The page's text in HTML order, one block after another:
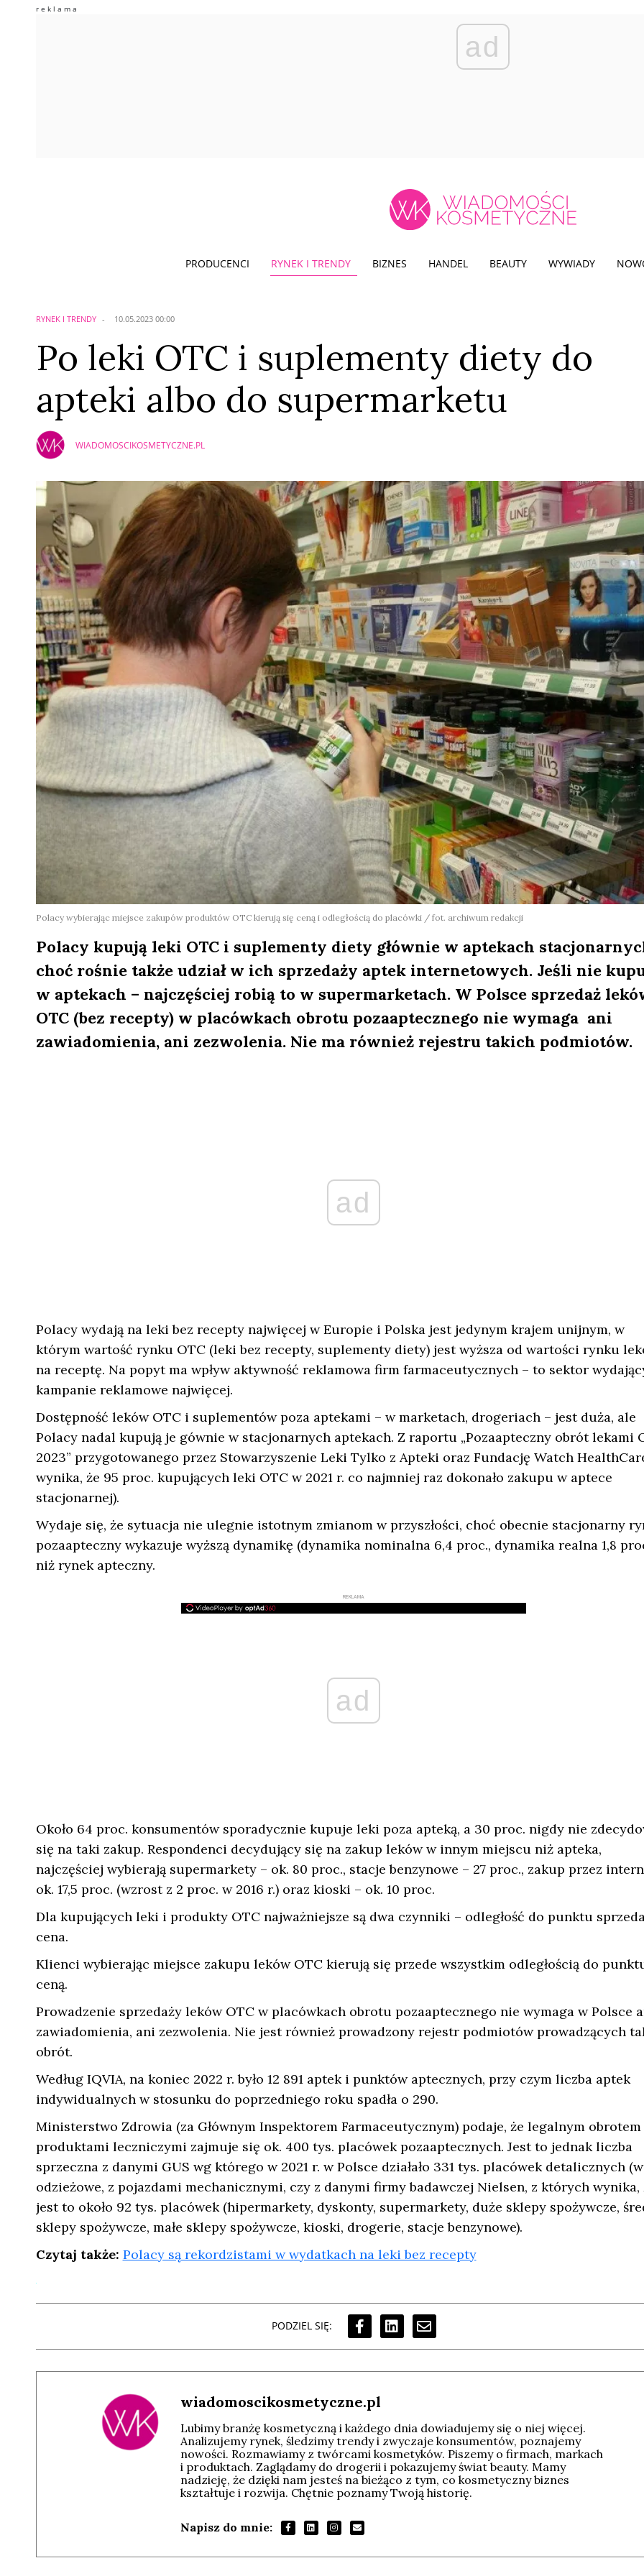
ad
PRODUCENCI RYNEK I TRENDY BIZNES HANDEL BEAUTY WYWIADY
RYNEK I TRENDY 10.05.2023 00:00
Po leki OTC i suplementy diety do
apteki albo do supermarketu
WIADOMOSCIKOSMETYCZNE.PL
Polacy wybierając miejsce zakupów produktów OTC kierują się ceną i odległością do placówki / fot. archiwum redakcji
Polacy kupują leki OTC i suplementy diety głównie w aptekach
choć rośnie także udział w ich sprzedaży aptek internetowych. Jeśli nie
w aptekach – najczęściej robią to w supermarketach. W Polsce sprzedaż
OTC (bez recepty) w placówkach obrotu pozaaptecznego nie wymaga ani
zawiadomienia, ani zezwolenia. Nie ma również rejestru takich
ad
Polacy wydają na leki bez recepty najwięcej w Europie i Polska jest jedynym krajem unijnym, w
którym wartość rynku OTC (leki bez recepty, suplementy diety) jest wyższa od wartości rynku
na receptę. Na popyt ma wpływ aktywność reklamowa firm farmaceutycznych – to sektor
kampanie reklamowe najwięcej.
Dostępność leków OTC i suplementów poza aptekami – w marketach, drogeriach – jest duża, ale
Polacy nadal kupują je gównie w stacjonarnych aptekach. Z raportu „Pozaapteczny obrót lekami
2023” przygotowanego przez Stowarzyszenie Leki Tylko z Apteki oraz Fundację Watch
wynika, że 95 proc. kupujących leki OTC w 2021 r. co najmniej raz dokonało zakupu w aptece
stacjonarnej).
Wydaje się, że sytuacja nie ulegnie istotnym zmianom w przyszłości, choć obecnie stacjonarny
pozaapteczny wykazuje wyższą dynamikę (dynamika nominalna 6,4 proc., dynamika realna 1,8
niż rynek apteczny.
REKLAMA
ad
Około 64 proc. konsumentów sporadycznie kupuje leki poza apteką, a 30 proc. nigdy nie
się na taki zakup. Respondenci decydujący się na zakup leków w innym miejscu niż apteka,
najczęściej wybierają supermarkety – ok. 80 proc., stacje benzynowe – 27 proc., zakup przez
ok. 17,5 proc. (wzrost z 2 proc. w 2016 r.) oraz kioski – ok. 10 proc.
Dla kupujących leki i produkty OTC najważniejsze są dwa czynniki – odległość do punktu
cena.
Klienci wybierając miejsce zakupu leków OTC kierują się przede wszystkim odległością do
ceną.
Prowadzenie sprzedaży leków OTC w placówkach obrotu pozaaptecznego nie wymaga w Polsce
zawiadomienia, ani zezwolenia. Nie jest również prowadzony rejestr podmiotów prowadzących
obrót.
Według IQVIA, na koniec 2022 r. było 12 891 aptek i punktów aptecznych, przy czym liczba aptek
indywidualnych w stosunku do poprzedniego roku spadła o 290.
Ministerstwo Zdrowia (za Głównym Inspektorem Farmaceutycznym) podaje, że legalnym obrotem
produktami leczniczymi zajmuje się ok. 400 tys. placówek pozaaptecznych. Jest to jednak liczba
sprzeczna z danymi GUS wg którego w 2021 r. w Polsce działało 331 tys. placówek detalicznych
odzieżowe, z pojazdami mechanicznymi, czy z danymi firmy badawczej Nielsen, z których wynika,
jest to około 92 tys. placówek (hipermarkety, dyskonty, supermarkety, duże sklepy spożywcze,
sklepy spożywcze, małe sklepy spożywcze, kioski, drogerie, stacje benzynowe).
Czytaj także: Polacy są rekordzistami w wydatkach na leki bez recepty
PODZIEL SIĘ:
wiadomoscikosmetyczne.pl
Lubimy branżę kosmetyczną i każdego dnia dowiadujemy się o niej więcej.
Analizujemy rynek, śledzimy trendy i zwyczaje konsumentów, poznajemy
nowości. Rozmawiamy z twórcami kosmetyków. Piszemy o firmach, markach
i produktach. Zaglądamy do drogerii i pokazujemy świat beauty. Mamy
nadzieję, że dzięki nam jesteś na bieżąco z tym, co kosmetyczny biznes
kształtuje i rozwija. Chętnie poznamy Twoją historię.
Napisz do mnie: